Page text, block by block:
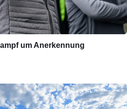
um Anerkennung